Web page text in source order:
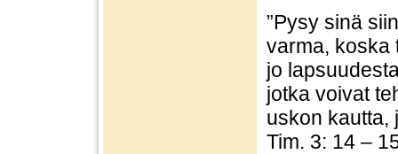
”Pysy sinä
varma, koska
jo
jotka voivat
uskon kautta,
Tim. 3: 14 –